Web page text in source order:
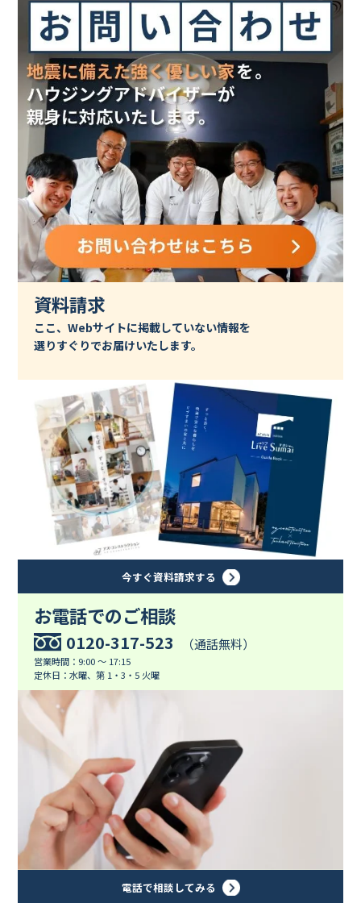
資料請求
ここ、Webサイトに掲載していない情報を
選りすぐりでお届けいたします。
今すぐ資料請求する
お電話でのご相談
0120-317-523 （通話無料）
営業時間：9:00 ～ 17:15
定休日：水曜、第 1・3・5 火曜
電話で相談してみる